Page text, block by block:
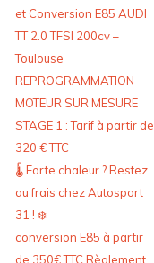
et Conversion E85 AUDI
TT 2.0 TFSI 200cv –
Toulouse
REPROGRAMMATION
MOTEUR SUR MESURE
STAGE 1 : Tarif à partir de
320 € TTC
🌡️ Forte chaleur ? Restez
au frais chez Autosport
31 ! ❄️
conversion E85 à partir
de 350€ TTC Règlement